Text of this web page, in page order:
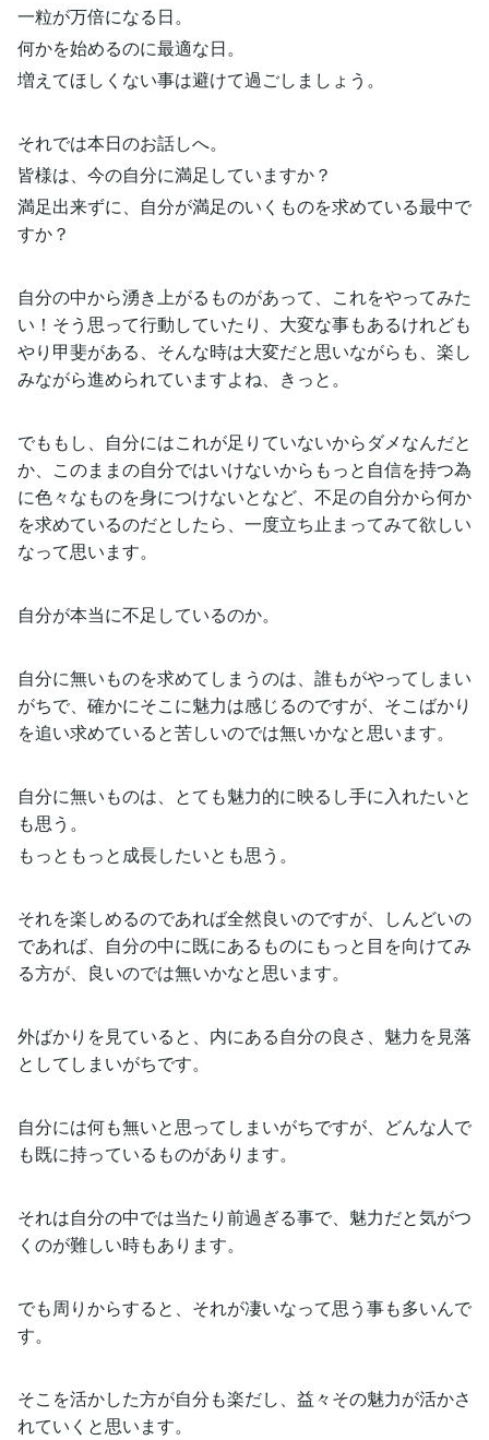
一粒が万倍になる日。
何かを始めるのに最適な日。
増えてほしくない事は避けて過ごしましょう。
それでは本日のお話しへ。
皆様は、今の自分に満足していますか？
満足出来ずに、自分が満足のいくものを求めている最中で
すか？
自分の中から湧き上がるものがあって、これをやってみた
い！そう思って行動していたり、大変な事もあるけれども
やり甲斐がある、そんな時は大変だと思いながらも、楽し
みながら進められていますよね、きっと。
でももし、自分にはこれが足りていないからダメなんだと
か、このままの自分ではいけないからもっと自信を持つ為
に色々なものを身につけないとなど、不足の自分から何か
を求めているのだとしたら、一度立ち止まってみて欲しい
なって思います。
自分が本当に不足しているのか。
自分に無いものを求めてしまうのは、誰もがやってしまい
がちで、確かにそこに魅力は感じるのですが、そこばかり
を追い求めていると苦しいのでは無いかなと思います。
自分に無いものは、とても魅力的に映るし手に入れたいと
も思う。
もっともっと成長したいとも思う。
それを楽しめるのであれば全然良いのですが、しんどいの
であれば、自分の中に既にあるものにもっと目を向けてみ
る方が、良いのでは無いかなと思います。
外ばかりを見ていると、内にある自分の良さ、魅力を見落
としてしまいがちです。
自分には何も無いと思ってしまいがちですが、どんな人で
も既に持っているものがあります。
それは自分の中では当たり前過ぎる事で、魅力だと気がつ
くのが難しい時もあります。
でも周りからすると、それが凄いなって思う事も多いんで
す。
そこを活かした方が自分も楽だし、益々その魅力が活かさ
れていくと思います。